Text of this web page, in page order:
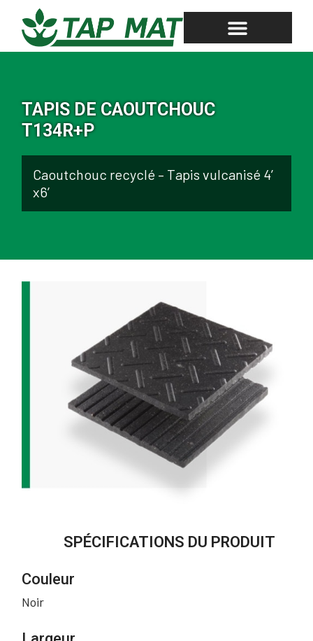
TAPIS DE CAOUTCHOUC
T134R+P
Caoutchouc recyclé – Tapis vulcanisé 4′
x6′
SPÉCIFICATIONS DU PRODUIT
Couleur
Noir